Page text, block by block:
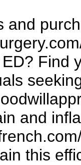
and
Find
and
this